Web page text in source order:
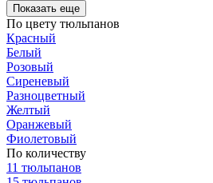
Показать еще
По цвету тюльпанов
Красный
Белый
Розовый
Сиреневый
Разноцветный
Желтый
Оранжевый
Фиолетовый
По количеству
11 тюльпанов